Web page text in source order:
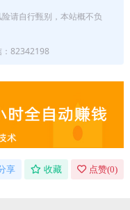
请自行甄别，本站概不负
：82342198
享 收藏 点赞(0)